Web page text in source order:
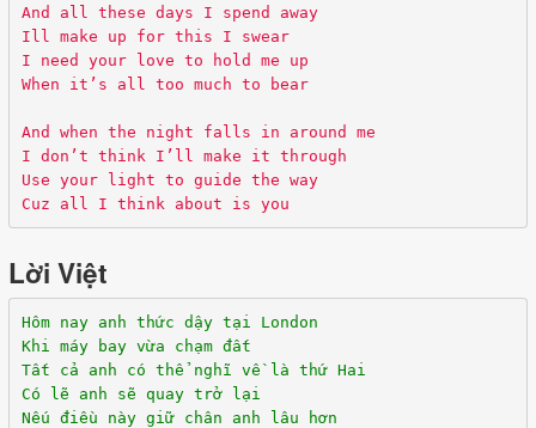
And all these days I spend away
Ill make up for this I swear
I need your love to hold me up
When it’s all too much to bear
And when the night falls in around me
I don’t think I’ll make it through
Use your light to guide the way
Cuz all I think about is you
Lời Việt
Hôm nay anh thức dậy tại London
Khi máy bay vừa chạm đất
Tất cả anh có thể nghĩ về là thứ Hai
Có lẽ anh sẽ quay trở lại
Nếu điều này giữ chân anh lâu hơn